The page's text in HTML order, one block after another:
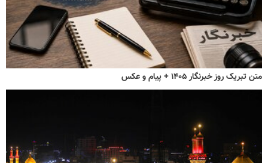
متن تبریک روز خبرنگار ۱۴۰۵ + پیام و عکس